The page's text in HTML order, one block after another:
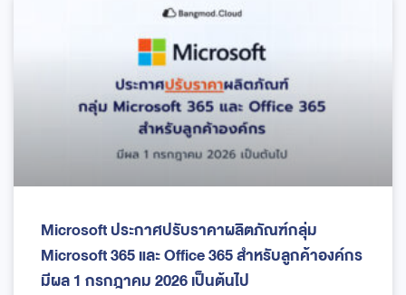
Microsoft ประกาศปรับราคาผลิตภัณฑ์กลุ่ม
Microsoft 365 และ Office 365 สำหรับลูกค้าองค์กร
มีผล 1 กรกฎาคม 2026 เป็นต้นไป